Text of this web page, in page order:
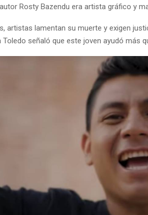
Rosty Bazendu era artista gráfico y
artistas lamentan su muerte y exigen
señaló que este joven ayudó más